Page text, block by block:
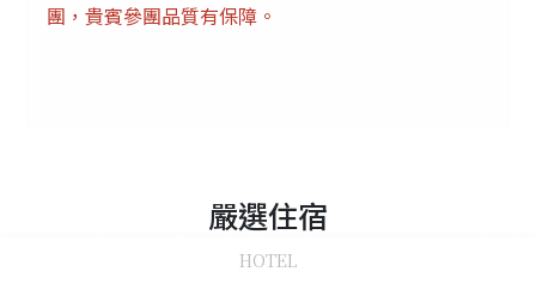
團，貴賓參團品質有保障。
嚴選住宿
HOTEL